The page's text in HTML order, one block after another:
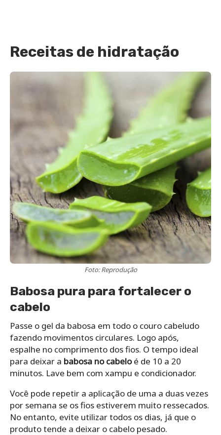
Receitas de hidratação
Foto: Reprodução
Babosa pura para fortalecer o
cabelo
Passe o gel da babosa em todo o couro cabeludo
fazendo movimentos circulares. Logo após,
espalhe no comprimento dos fios. O tempo ideal
para deixar a babosa no cabeloé de 10 a 20
minutos. Lave bem com xampu e condicionador.
Você pode repetir a aplicação de uma a duas vezes
por semana se os fios estiverem muito ressecados.
No entanto, evite utilizar todos os dias, já que o
produto tende a deixar o cabelo pesado.